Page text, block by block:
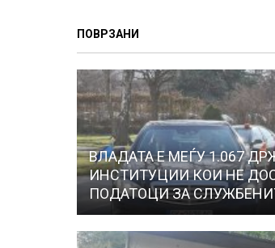
ПОВРЗАНИ
ВЛАДАТА E МЕЃУ 1.067
ИНСТИТУЦИИ КОИ НЕ
ПОДАТОЦИ ЗА